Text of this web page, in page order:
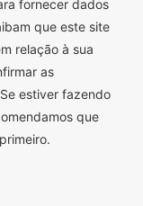
fornecer dados
que este site
relação à sua
as
estiver fazendo
que